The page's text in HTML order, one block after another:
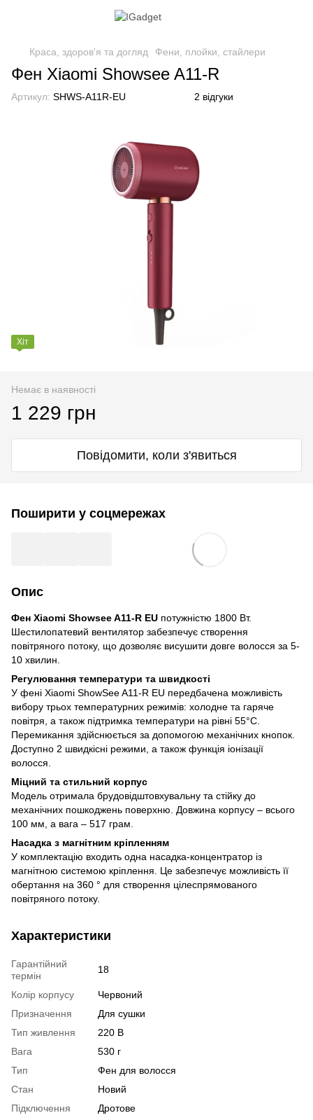
Краса, здоров'я та догляд Фени, плойки, стайлери
Фен Xiaomi Showsee A11-R
Артикул: SHWS-A11R-EU 2 відгуки
Хіт
Немає в наявності
1 229 грн
Повідомити, коли з'явиться
Поширити у соцмережах
Опис
Фен Xiaomi Showsee A11-R EU потужністю 1800 Вт.
Шестилопатевий вентилятор забезпечує створення
повітряного потоку, що дозволяє висушити довге волосся за 5-
10 хвилин.
Регулювання температури та швидкості
У фені Xiaomi ShowSee A11-R EU передбачена можливість
вибору трьох температурних режимів: холодне та гаряче
повітря, а також підтримка температури на рівні 55°С.
Перемикання здійснюється за допомогою механічних кнопок.
Доступно 2 швидкісні режими, а також функція іонізації
волосся.
Міцний та стильний корпус
Модель отримала брудовідштовхувальну та стійку до
механічних пошкоджень поверхню. Довжина корпусу – всього
100 мм, а вага – 517 грам.
Насадка з магнітним кріпленням
У комплектацію входить одна насадка-концентратор із
магнітною системою кріплення. Це забезпечує можливість її
обертання на 360 ° для створення цілеспрямованого
повітряного потоку.
Характеристики
Гарантійний
термін
18
Колір корпусу
Червоний
Призначення
Для сушки
Тип живлення
220 В
Вага
530 г
Тип
Фен для волосся
Стан
Новий
Підключення
Дротове